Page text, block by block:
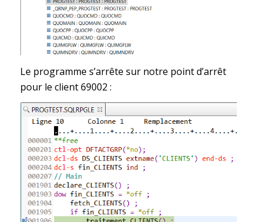
Le programme s’arrête sur notre point d’arrêt
pour le client 69002 :